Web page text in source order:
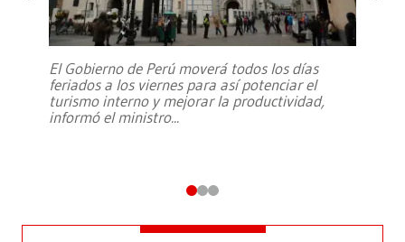
El Gobierno de Perú moverá todos los días
feriados a los viernes para así potenciar el
turismo interno y mejorar la productividad,
informó el ministro...